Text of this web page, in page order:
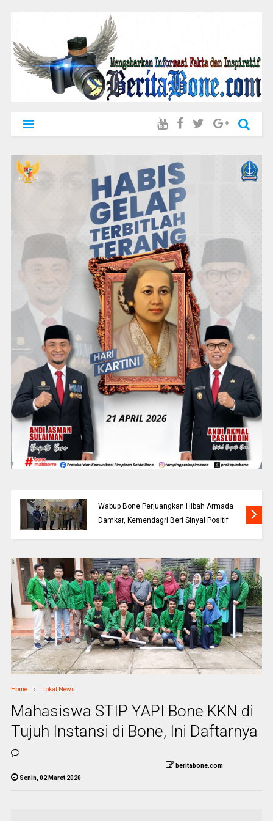
Wabup Bone Perjuangkan Hibah Armada
Damkar, Kemendagri Beri Sinyal Positif
Home Lokal News
Mahasiswa STIP YAPI Bone KKN di
Tujuh Instansi di Bone, Ini Daftarnya
beritabone.com
Senin, 02 Maret 2020